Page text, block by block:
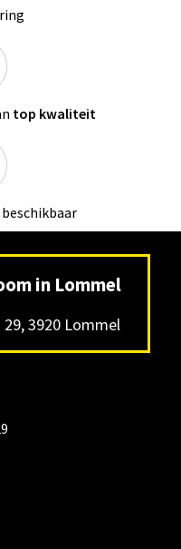
top kwaliteit
in Lommel
3920 Lommel